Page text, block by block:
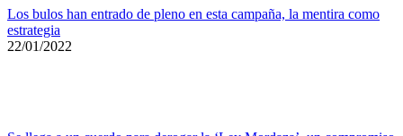
Los bulos han entrado de pleno en esta campaña, la mentira como
estrategia
22/01/2022